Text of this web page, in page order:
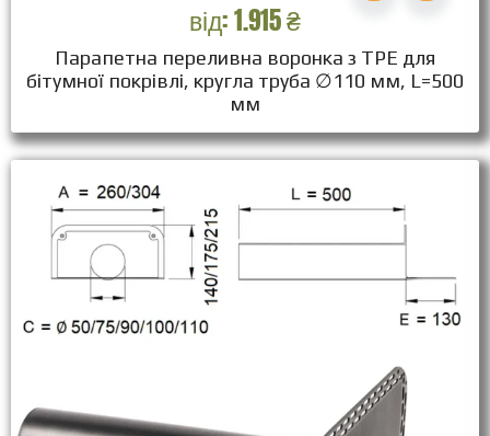
від:1.915₴
Парапетна переливна воронка з ТPЕ для
бітумної покрівлі, кругла труба ∅110 мм, L=500
мм